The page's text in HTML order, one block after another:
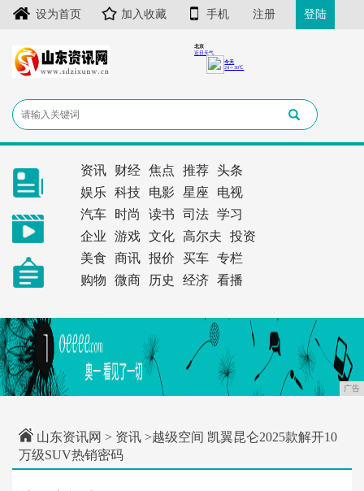
设为首页 加入收藏 手机 注册 登陆
资讯 财经 焦点 推荐
头条
娱乐
科技 电影 星座
电视
汽车
时尚 读书 司法
学习
企业
游戏 文化 高尔夫
投资
美食
商讯 报价 买车
专栏
购物
微商 历史 经济 看播
广告
山东资讯网 > 资讯 >越级空间 凯翼昆仑2025款解开10
万级SUV热销密码